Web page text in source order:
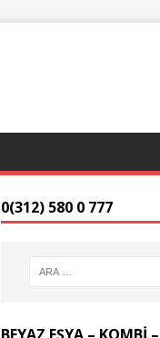
0(312) 580 0 777
BEYAZ EŞYA – KOMBİ